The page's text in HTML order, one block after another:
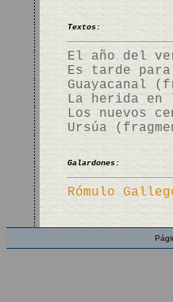
Textos:
El año del
Es tarde
Guayacanal
La herida
Los nuevos
Ursúa
Galardones:
Rómulo